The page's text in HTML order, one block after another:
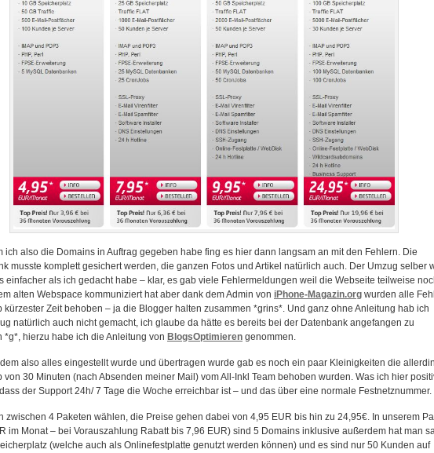
ich also die Domains in Auftrag gegeben habe fing es hier dann langsam an mit den Fehlern. Die
musste komplett gesichert werden, die ganzen Fotos und Artikel natürlich auch. Der Umzug selber
einfacher als ich gedacht habe – klar, es gab viele Fehlermeldungen weil die Webseite teilweise
alten Webspace kommuniziert hat aber dank dem Admin von iPhone-Magazin.org wurden alle
kürzester Zeit behoben – ja die Blogger halten zusammen *grins*. Und ganz ohne Anleitung hab ich
natürlich auch nicht gemacht, ich glaube da hätte es bereits bei der Datenbank angefangen zu
*g*, hierzu habe ich die Anleitung von BlogsOptimieren genommen.
also alles eingestellt wurde und übertragen wurde gab es noch ein paar Kleinigkeiten die
von 30 Minuten (nach Absenden meiner Mail) vom All-Inkl Team behoben wurden. Was ich hier
der Support 24h/ 7 Tage die Woche erreichbar ist – und das über eine normale Festnetznummer.
zwischen 4 Paketen wählen, die Preise gehen dabei von 4,95 EUR bis hin zu 24,95€. In unserem
im Monat – bei Vorauszahlung Rabatt bis 7,96 EUR) sind 5 Domains inklusive außerdem hat man
(welche auch als Onlinefestplatte genutzt werden können) und es sind nur 50 Kunden auf